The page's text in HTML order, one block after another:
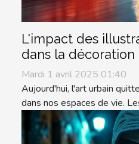
L'impact des
dans la
Mardi 1 avril 2025 01:40
Aujourd'hui, l'art urbain
dans nos espaces de vie.